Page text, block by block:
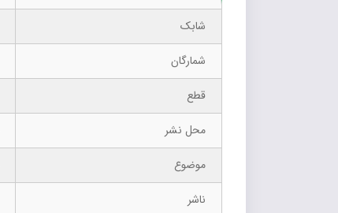
شابک
شمارگان
قطع
محل نشر
موضوع
ناشر